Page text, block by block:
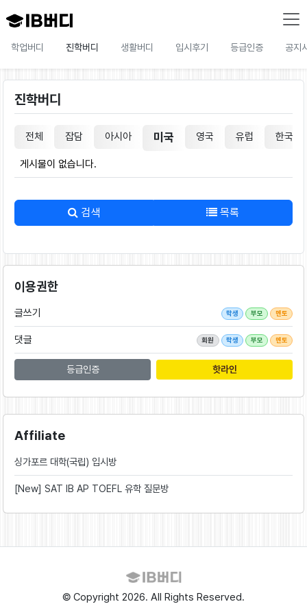
학업버디 진학버디 생활버디 입시후기 등급인증 공지
진학버디
전체 잡담 아시아 미국 영국 유럽 한국
게시물이 없습니다.
검색 목록
이용권한
글쓰기 학생 부모 멘토
댓글 회원 학생 부모 멘토
등급인증 핫라인
Affiliate
싱가포르 대학(국립) 입시방
[New] SAT IB AP TOEFL 유학 질문방
© Copyright 2026. All Rights Reserved.